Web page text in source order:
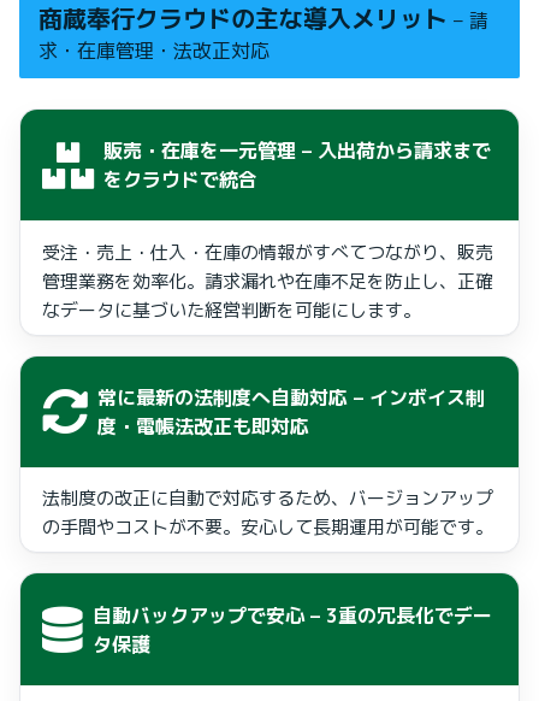
商蔵奉行クラウドの主な導入メリット – 請
求・在庫管理・法改正対応
販売・在庫を一元管理– 入出荷から請求まで
をクラウドで統合
受注・売上・仕入・在庫の情報がすべてつながり、販売
管理業務を効率化。請求漏れや在庫不足を防止し、正確
なデータに基づいた経営判断を可能にします。
常に最新の法制度へ自動対応– インボイス制
度・電帳法改正も即対応
法制度の改正に自動で対応するため、バージョンアップ
の手間やコストが不要。安心して長期運用が可能です。
自動バックアップで安心– 3重の冗長化でデー
タ保護